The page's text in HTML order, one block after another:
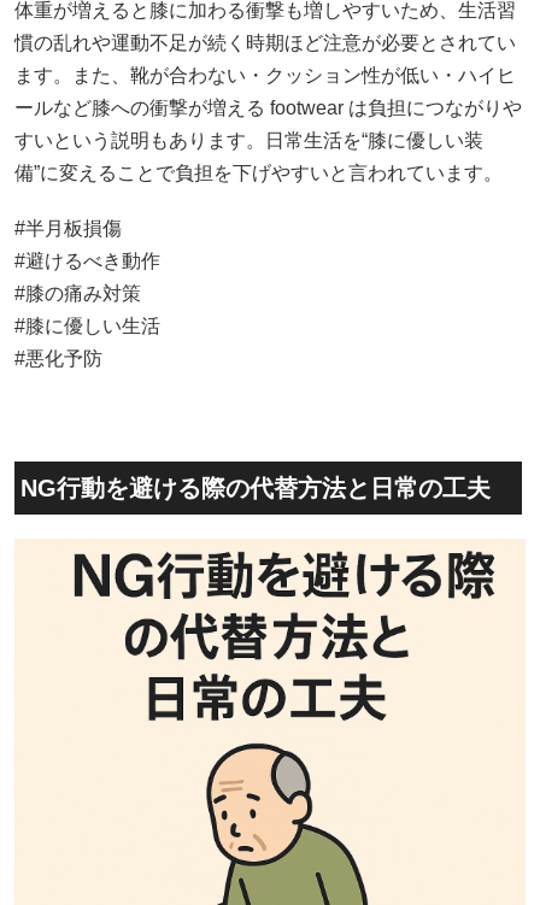
体重が増えると膝に加わる衝撃も増しやすいため、生活習
慣の乱れや運動不足が続く時期ほど注意が必要とされてい
ます。また、靴が合わない・クッション性が低い・ハイヒ
ールなど膝への衝撃が増える footwear は負担につながりや
すいという説明もあります。日常生活を“膝に優しい装
備”に変えることで負担を下げやすいと言われています。
#半月板損傷
#避けるべき動作
#膝の痛み対策
#膝に優しい生活
#悪化予防
NG行動を避ける際の代替方法と日常の工夫